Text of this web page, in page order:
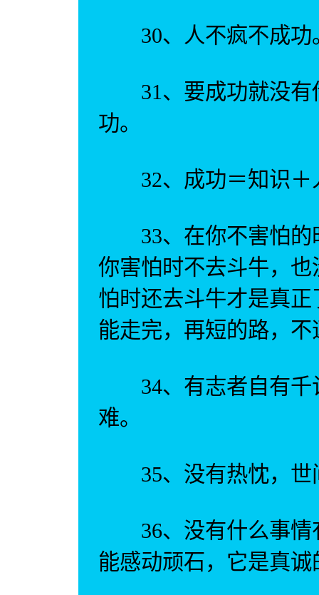
30、人不疯不成功
31、要成功就没有
功。
32、成功＝知识＋
33、在你不害怕的
你害怕时不去斗牛，
怕时还去斗牛才是真
能走完，再短的路，
34、有志者自有千
难。
35、没有热忱，世
36、没有什么事情
能感动顽石，它是真诚